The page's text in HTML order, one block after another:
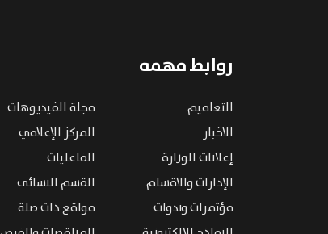
روابط مهمه
التعاميم
مجلة الفيديوهات
الاخبار
المركز الإعلامي
إعلانات الوزارة
الفاعليات
الإدارات والاقسام
القسم النسائى
مؤتمرات وندوات
مواقع ذات صلة